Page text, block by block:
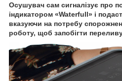
Осушувач сам сигналізує про
індикатором «Waterfull» і
вказуючи на потребу
роботу, щоб запобігти